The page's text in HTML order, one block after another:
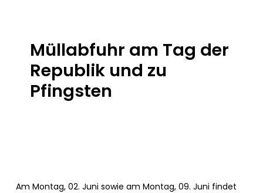
Müllabfuhr am Tag der
Republik und zu
Pfingsten
Am Montag, 02. Juni sowie am Montag, 09. Juni findet